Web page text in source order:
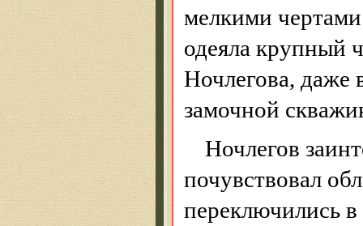
мелкими
одеяла крупный
Ночлегова, даже
замочной
Ночлегов
почувствовал
переключились